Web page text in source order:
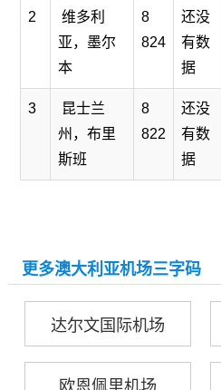
2
维多利
亚，墨尔
本
8
824
还没
有数
据
3
昆士兰
州，布里
斯班
8
822
还没
有数
据
更多澳大利亚机场三字码
达尔文国际机场
欧恩佩里机场